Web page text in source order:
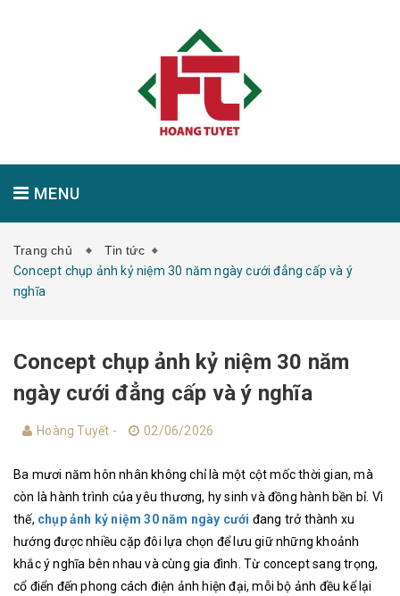
MENU
GIỚI THIỆU SẢN PHẨM TIN TỨC
LIÊN HỆ
Trang chủ
Tin tức
Concept chụp ảnh kỷ niệm 30 năm ngày cưới đẳng cấp và ý
nghĩa
Concept chụp ảnh kỷ niệm 30 năm
ngày cưới đẳng cấp và ý nghĩa
Hoàng Tuyết - 02/06/2026
Ba mươi năm hôn nhân không chỉ là một cột mốc thời gian, mà
còn là hành trình của yêu thương, hy sinh và đồng hành bền bỉ. Vì
thế, chụp ảnh kỷ niệm 30 năm ngày cưới đang trở thành xu
hướng được nhiều cặp đôi lựa chọn để lưu giữ những khoảnh
khắc ý nghĩa bên nhau và cùng gia đình. Từ concept sang trọng,
cổ điển đến phong cách điện ảnh hiện đại, mỗi bộ ảnh đều kể lại